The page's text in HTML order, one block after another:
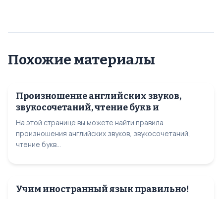
Похожие материалы
Произношение английских звуков,
звукосочетаний, чтение букв и
На этой странице вы можете найти правила
произношения английских звуков, звукосочетаний,
чтение букв...
Учим иностранный язык правильно!